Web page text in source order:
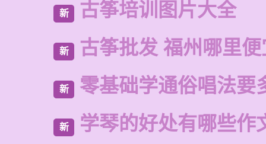
新 古筝培训图片大全
新 古筝批发 福州哪里
新 零基础学通俗唱法要
新 学琴的好处有哪些作